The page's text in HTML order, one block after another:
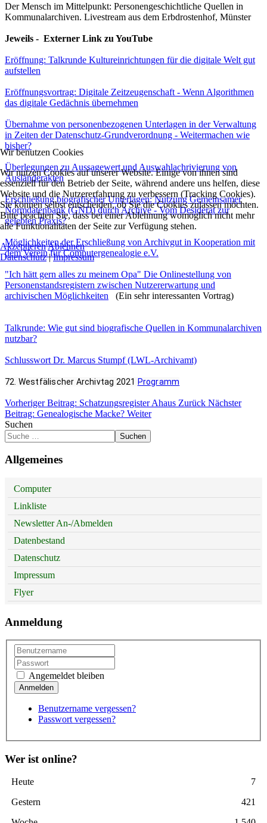
Der Mensch im Mittelpunkt: Personengeschichtliche Quellen in
Kommunalarchiven. Livestream aus dem Erbdrostenhof, Münster
Jeweils - Externer Link zu YouTube
Eröffnung: Talkrunde Kultureinrichtungen für die digitale Welt gut
aufstellen
Eröffnungsvortrag: Digitale Zeitzeugenschaft - Wenn Algorithmen
das digitale Gedächnis übernehmen
Übernahme von personenbezogenen Unterlagen in der Verwaltung
in Zeiten der Datenschutz-Grundverordnung - Weitermachen wie
bisher?
Überlegungen zu Aussagewert und Auswahlachrivierung von
Ausländerakten
Erschließung biografischer Unterlagen: Nutzung Gemeinsamer
Normdatenbank (GND) durch Archive - Vom Desiderat zur
gelebten Praxis?
Möglichkeiten der Erschließung von Archivgut in Kooperation mit
dem Verein für Computergenealogie e.V.
"Ich hätt gern alles zu meinem Opa" Die Onlinestellung von
Personenstandsregistern zwischen Nutzererwartung und
archivischen Möglichkeiten (Ein sehr interessanten Vortrag)
Talkrunde: Wie gut sind biografische Quellen in Kommunalarchiven
nutzbar?
Schlusswort Dr. Marcus Stumpf (LWL-Archivamt)
72. Westfälischer Archivtag 2021 Programm
Vorheriger Beitrag: Schatzungsregister Ahaus Zurück Nächster
Beitrag: Genealogische Macke? Weiter
Suchen
Suchen
Allgemeines
Computer
Linkliste
Newsletter An-/Abmelden
Datenbestand
Datenschutz
Impressum
Flyer
Anmeldung
Angemeldet bleiben
Benutzername vergessen?
Passwort vergessen?
Wer ist online?
Heute
7
Gestern
421
Wir benutzen Cookies
Wir nutzen Cookies auf unserer Website. Einige von ihnen sind
essenziell für den Betrieb der Seite, während andere uns helfen, diese
Website und die Nutzererfahrung zu verbessern (Tracking Cookies).
Sie können selbst entscheiden, ob Sie die Cookies zulassen möchten.
Bitte beachten Sie, dass bei einer Ablehnung womöglich nicht mehr
alle Funktionalitäten der Seite zur Verfügung stehen.
AkzeptierenAblehnen
Datenschutz|Impressum